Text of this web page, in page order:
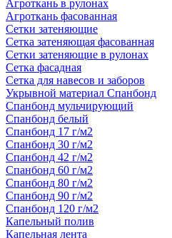
Агроткань в рулонах
Агроткань фасованная
Сетки затеняющие
Сетка затеняющая фасованная
Сетки затеняющие в рулонах
Сетка фасадная
Сетка для навесов и заборов
Укрывной материал Спанбонд
Спанбонд мульчирующий
Спанбонд белый
Спанбонд 17 г/м2
Спанбонд 30 г/м2
Спанбонд 42 г/м2
Спанбонд 60 г/м2
Спанбонд 80 г/м2
Спанбонд 90 г/м2
Спанбонд 120 г/м2
Капельный полив
Капельная лента